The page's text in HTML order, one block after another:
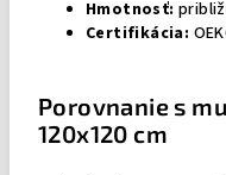
Hmotnosť:
Certifikácia:
Porovnanie s
120x120 cm